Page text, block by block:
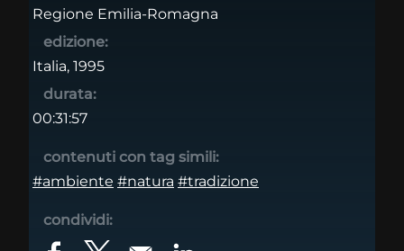
Regione Emilia-Romagna
edizione:
Italia, 1995
durata:
00:31:57
contenuti con tag simili:
#ambiente #natura #tradizione
condividi: